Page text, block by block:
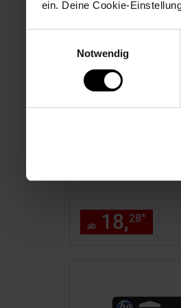
ein. Deine Cookie-
Notwendig
Schriftband TZe-
ab 18,28*